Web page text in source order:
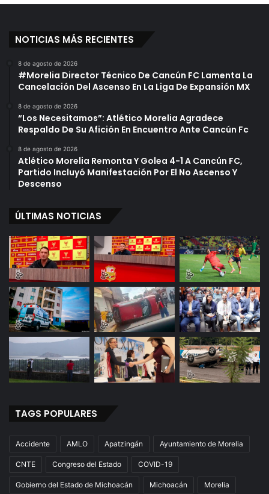
NOTICIAS MÁS RECIENTES
8 de agosto de 2026
#Morelia Director Técnico De Cancún FC Lamenta La
Cancelación Del Ascenso En La Liga De Expansión MX
8 de agosto de 2026
“Los Necesitamos”: Atlético Morelia Agradece
Respaldo De Su Afición En Encuentro Ante Cancún Fc
8 de agosto de 2026
Atlético Morelia Remonta Y Golea 4-1 A Cancún FC,
Partido Incluyó Manifestación Por El No Ascenso Y
Descenso
ÚLTIMAS NOTICIAS
TAGS POPULARES
Accidente AMLO Apatzingán Ayuntamiento de Morelia
CNTE Congreso del Estado COVID-19
Gobierno del Estado de Michoacán Michoacán Morelia